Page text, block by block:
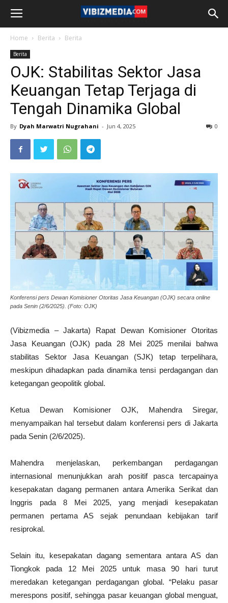
Home Berita Berita
Berita
OJK: Stabilitas Sektor Jasa
Keuangan Tetap Terjaga di
Tengah Dinamika Global
By Dyah Marwatri Nugrahani - Jun 4, 2025 0
Konferensi pers Dewan Komisioner Otoritas Jasa Keuangan (OJK) secara online
pada Senin (2/6/2025). (Foto: OJK)
(Vibizmedia – Jakarta) Rapat Dewan Komisioner Otoritas
Jasa Keuangan (OJK) pada 28 Mei 2025 menilai bahwa
stabilitas Sektor Jasa Keuangan (SJK) tetap terpelihara,
meskipun dihadapkan pada dinamika tensi perdagangan dan
ketegangan geopolitik global.
Ketua Dewan Komisioner OJK, Mahendra Siregar,
menyampaikan hal tersebut dalam konferensi pers di Jakarta
pada Senin (2/6/2025).
Mahendra menjelaskan, perkembangan perdagangan
internasional menunjukkan arah positif pasca tercapainya
kesepakatan dagang permanen antara Amerika Serikat dan
Inggris pada 8 Mei 2025, yang menjadi kesepakatan
permanen pertama AS sejak penundaan kebijakan tarif
resiprokal.
Selain itu, kesepakatan dagang sementara antara AS dan
Tiongkok pada 12 Mei 2025 untuk masa 90 hari turut
meredakan ketegangan perdagangan global. “Pelaku pasar
merespons positif, sehingga pasar keuangan global menguat,